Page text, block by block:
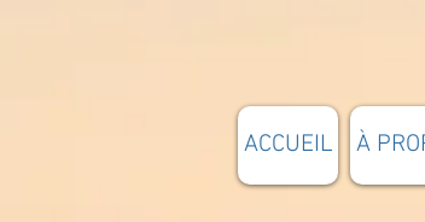
ACCUEIL À